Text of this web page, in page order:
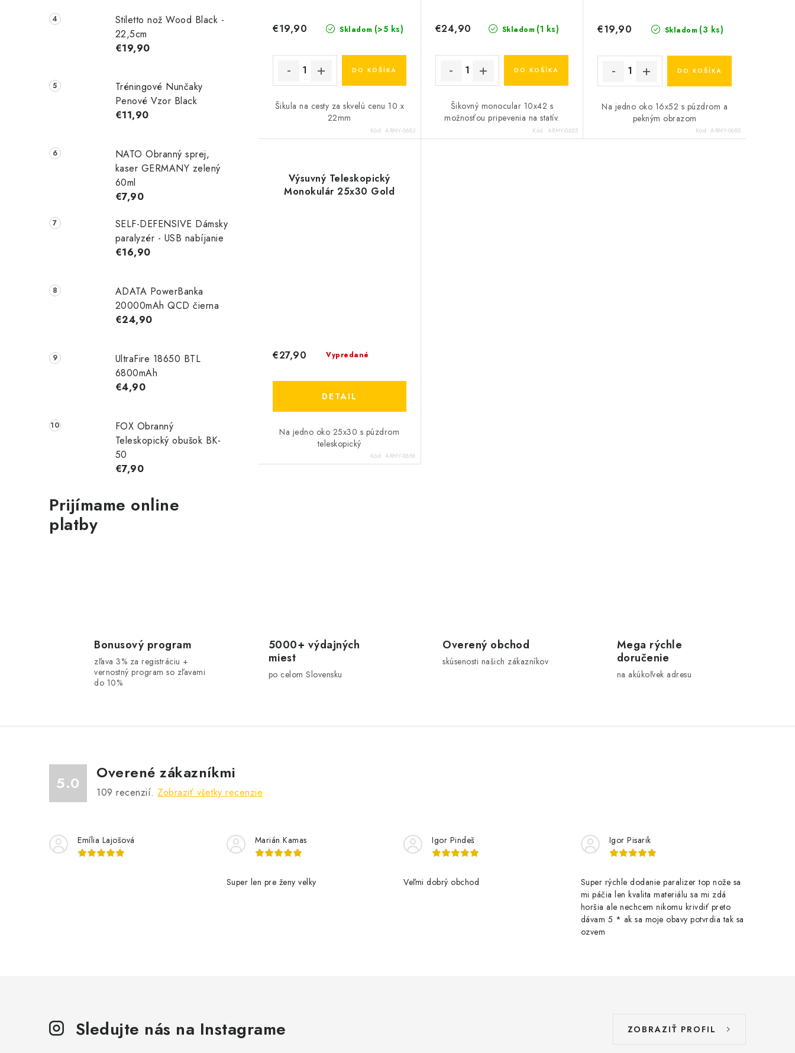
Stiletto nož Wood Black -
22,5cm
€19,90
Tréningové Nunčaky
Penové Vzor Black
€11,90
NATO Obranný sprej,
kaser GERMANY zelený
60ml
€7,90
SELF-DEFENSIVE Dámsky
paralyzér - USB nabíjanie
€16,90
ADATA PowerBanka
20000mAh QCD čierna
€24,90
UltraFire 18650 BTL
6800mAh
€4,90
FOX Obranný
Teleskopický obušok BK-
50
€7,90
Prijímame online
platby
Skladom (>5 ks)
€19,90
DO KOŠÍKA
Šikula na cesty za skvelú cenu 10 x
22mm
Kód:ARMY-0683
Skladom (1 ks)
€24,90
DO KOŠÍKA
Šikovný monocular 10x42 s
možnosťou pripevenia na statív.
Kód: ARMY-0655
Skladom (3 ks)
€19,90
DO KOŠÍKA
Na jedno oko 16x52 s púzdrom a
pekným obrazom
Kód:ARMY-0685
Výsuvný Teleskopický
Monokulár 25x30 Gold
Vypredané
€27,90
DETAIL
Na jedno oko 25x30 s púzdrom
teleskopický
Kód:ARMY-0656
v
v
ý
i
s
u
Bonusový program
zľava 3% za registráciu +
vernostný program so zľavami
do 10%
5000+ výdajných
miest
po celom Slovensku
Overený obchod
skúsenosti našich zákazníkov
Mega rýchle
doručenie
na akúkoľvek adresu
5.0
Overené zákazníkmi
109 recenzií. Zobraziť všetky recenzie
Emília Lajošová Marián Kamas
Super len pre ženy velky
Igor Pindeš
Veľmi dobrý obchod
Igor Pisarik
Super rýchle dodanie paralizer top nože sa
mi páčia len kvalita materiálu sa mi zdá
horšia ale nechcem nikomu krivdiť preto
dávam 5 * ak sa moje obavy potvrdia tak sa
ozvem
Sledujte nás na Instagrame ZOBRAZIŤ PROFIL